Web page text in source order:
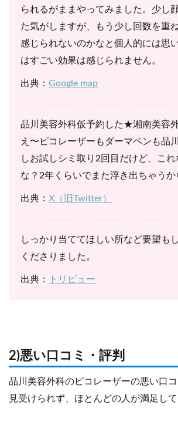
られるがままやってみました。少し
た気がしますが、もう少し回数を重
感じられないのかなと個人的には思
はすごい効果は感じられません。
出典： Google map
品川美容外科仮予約した★湘南美容
え〜ピコレーザーもダーマペンも品
しお試しシミ取り2回目だけど、こ
な？2年くらいでまた浮き出ちゃう
出典： X（旧Twitter）
しっかり当ててほしい所など要望も
くださりました。
出典： トリビュー
2)悪い口コミ・評判
品川美容外科のピコレーザーの悪い口
見受けられず、ほとんどの人が満足して